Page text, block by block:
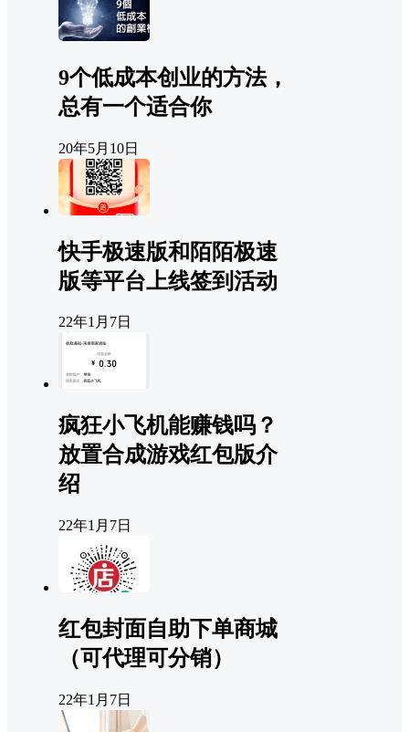
9个低成本创业的方法，
总有一个适合你
20年5月10日
快手极速版和陌陌极速
版等平台上线签到活动
22年1月7日
疯狂小飞机能赚钱吗？
放置合成游戏红包版介
绍
22年1月7日
红包封面自助下单商城
（可代理可分销）
22年1月7日